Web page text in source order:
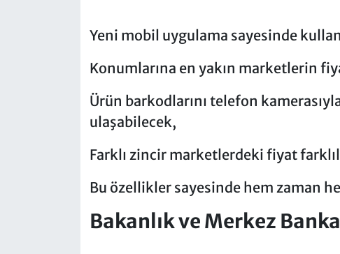
Yeni mobil uygulama sayesinde
Konumlarına en yakın marketlerin
Ürün barkodlarını telefon
ulaşabilecek,
Farklı zincir marketlerdeki fiyat
Bu özellikler sayesinde hem zaman
Bakanlık ve Merkez